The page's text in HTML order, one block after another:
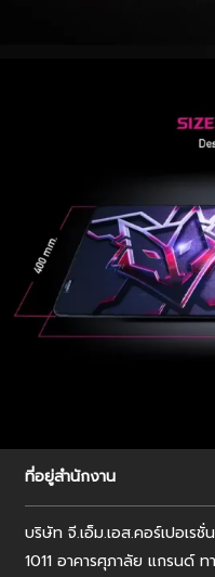
ที่อยู่สำนักงาน
บริษัท จี.เอ็ม.เอส.คอร์เปอเรชั่
1011 อาคารศุภาลัย แกรนด์